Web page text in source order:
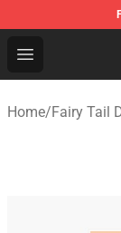
Open menu
Fairy Tail
Home/Fairy Tail